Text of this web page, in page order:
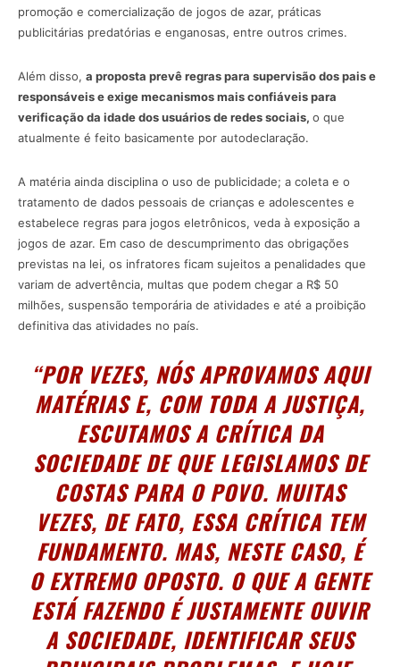
promoção e comercialização de jogos de azar, práticas
publicitárias predatórias e enganosas, entre outros crimes.
Além disso, a proposta prevê regras para supervisão dos pais e
responsáveis e exige mecanismos mais confiáveis para
verificação da idade dos usuários de redes sociais, o que
atualmente é feito basicamente por autodeclaração.
A matéria ainda disciplina o uso de publicidade; a coleta e o
tratamento de dados pessoais de crianças e adolescentes e
estabelece regras para jogos eletrônicos, veda à exposição a
jogos de azar. Em caso de descumprimento das obrigações
previstas na lei, os infratores ficam sujeitos a penalidades que
variam de advertência, multas que podem chegar a R$ 50
milhões, suspensão temporária de atividades e até a proibição
definitiva das atividades no país.
“POR VEZES, NÓS APROVAMOS AQUI
MATÉRIAS E, COM TODA A JUSTIÇA,
ESCUTAMOS A CRÍTICA DA
SOCIEDADE DE QUE LEGISLAMOS DE
COSTAS PARA O POVO. MUITAS
VEZES, DE FATO, ESSA CRÍTICA TEM
FUNDAMENTO. MAS, NESTE CASO, É
O EXTREMO OPOSTO. O QUE A GENTE
ESTÁ FAZENDO É JUSTAMENTE OUVIR
A SOCIEDADE, IDENTIFICAR SEUS